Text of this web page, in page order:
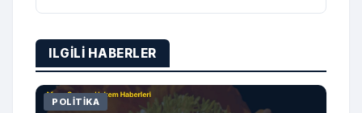
ILGILI HABERLER
POLITIKA